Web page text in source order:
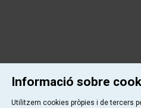
Informació sobre
Utilitzem cookies pròpies i de tercers